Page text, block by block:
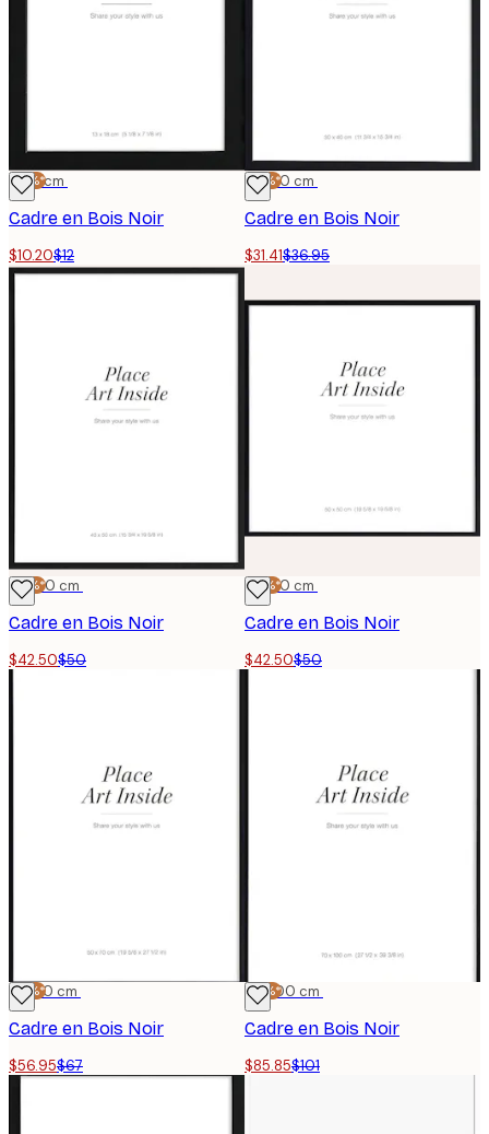
-15%*
13x18 cm
Cadre en Bois Noir
$10.20$12
-15%*
30x40 cm
Cadre en Bois Noir
$31.41$36.95
-15%*
40x50 cm
Cadre en Bois Noir
$42.50$50
-15%*
50x50 cm
Cadre en Bois Noir
$42.50$50
-15%*
50x70 cm
Cadre en Bois Noir
$56.95$67
-15%*
70x100 cm
Cadre en Bois Noir
$85.85$101